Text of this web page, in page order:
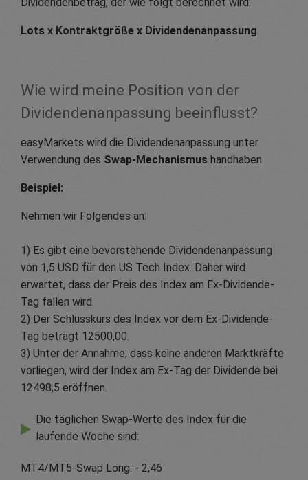
Lots x Kontraktgröße x Dividendenanpassung
Wie wird meine Position von der
Dividendenanpassung beeinflusst?
easyMarkets wird die Dividendenanpassung unter
Verwendung des Swap-Mechanismus handhaben.
Beispiel:
Nehmen wir Folgendes an:
1) Es gibt eine bevorstehende Dividendenanpassung
von 1,5 USD für den US Tech Index. Daher wird
erwartet, dass der Preis des Index am Ex-Dividende-
Tag fallen wird.
2) Der Schlusskurs des Index vor dem Ex-Dividende-
Tag beträgt 12500,00.
3) Unter der Annahme, dass keine anderen Marktkräfte
vorliegen, wird der Index am Ex-Tag der Dividende bei
12498,5 eröffnen.
Die täglichen Swap-Werte des Index für die
laufende Woche sind:
MT4/MT5-Swap Long: - 2,46